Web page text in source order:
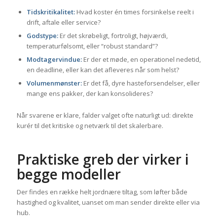
Tidskritikalitet:Hvad koster én times forsinkelse reelt i
drift, aftale eller service?
Godstype:Er det skrøbeligt, fortroligt, højværdi,
temperaturfølsomt, eller “robust standard”?
Modtagervindue:Er der et møde, en operationel nedetid,
en deadline, eller kan det afleveres når som helst?
Volumenmønster:Er det få, dyre hasteforsendelser, eller
mange ens pakker, der kan konsolideres?
Når svarene er klare, falder valget ofte naturligt ud: direkte
kurér til det kritiske og netværk til det skalerbare.
Praktiske greb der virker i
begge modeller
Der findes en række helt jordnære tiltag, som løfter både
hastighed og kvalitet, uanset om man sender direkte eller via
hub.